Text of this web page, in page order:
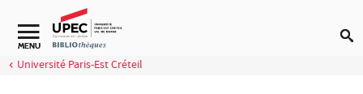
Aller au contenu
Navigation secondaire
MENU
Université Paris-Est Créteil